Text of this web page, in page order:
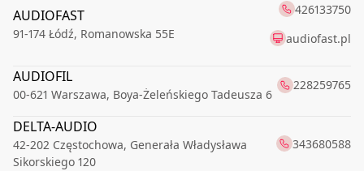
AUDIOFAST
91-174 Łódź, Romanowska 55E
426133750
audiofast.pl
AUDIOFIL
00-621 Warszawa, Boya-Żeleńskiego Tadeusza 6
228259765
DELTA-AUDIO
42-202 Częstochowa, Generała Władysława
Sikorskiego 120
343680588